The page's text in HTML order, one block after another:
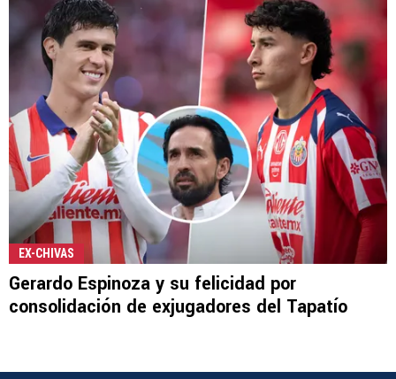
EX-CHIVAS
Gerardo Espinoza y su felicidad por
consolidación de exjugadores del Tapatío